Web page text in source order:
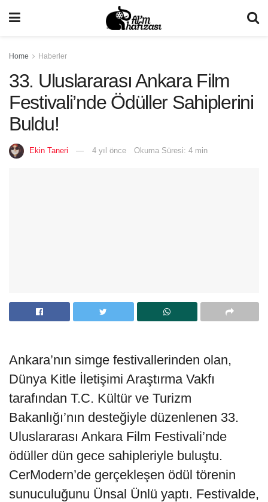
Home Haberler
33. Uluslararası Ankara Film
Festivali’nde Ödüller Sahiplerini
Buldu!
Ekin Taneri 4 yıl önce Okuma Süresi: 4 min
Ankara’nın simge festivallerinden olan,
Dünya Kitle İletişimi Araştırma Vakfı
tarafından T.C. Kültür ve Turizm
Bakanlığı’nın desteğiyle düzenlenen 33.
Uluslararası Ankara Film Festivali’nde
ödüller dün gece sahipleriyle buluştu.
CerModern’de gerçekleşen ödül törenin
sunuculuğunu Ünsal Ünlü yaptı. Festivalde,